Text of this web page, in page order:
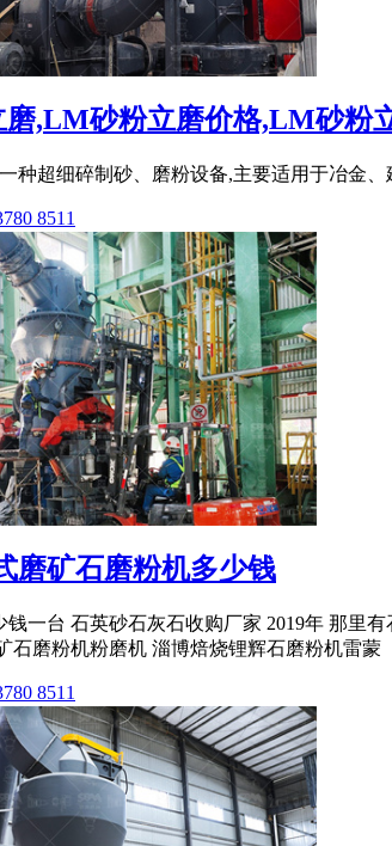
,LM砂粉立磨价格,LM砂粉
种超细碎制砂、磨粉设备,主要适用于冶金
8511
磨矿石磨粉机多少钱
钱一台 石英砂石灰石收购厂家 2019年 那里
石磨粉机粉磨机 淄博焙烧锂辉石磨粉机雷蒙
8511